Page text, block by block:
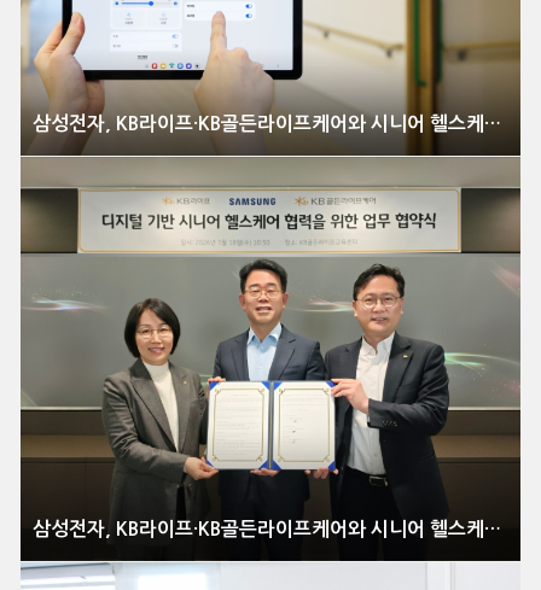
삼성전자, KB라이프·KB골든라이프케어와 시니어 헬스케어 혁신 선도
삼성전자, KB라이프·KB골든라이프케어와 시니어 헬스케어 혁신 선도